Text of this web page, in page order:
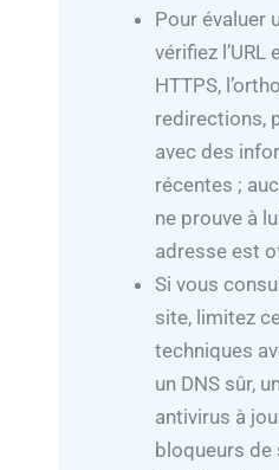
Pour évaluer
vérifiez l’URL
HTTPS,
redirections,
avec des
récentes ;
ne prouve à
adresse est
Si vous
site, limitez
techniques
un DNS sûr,
antivirus à
bloqueurs de